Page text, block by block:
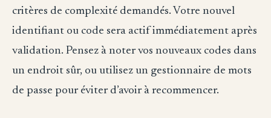
critères de complexité demandés. Votre nouvel
identifiant ou code sera actif immédiatement après
validation. Pensez à noter vos nouveaux codes dans
un endroit sûr, ou utilisez un gestionnaire de mots
de passe pour éviter d’avoir à recommencer.